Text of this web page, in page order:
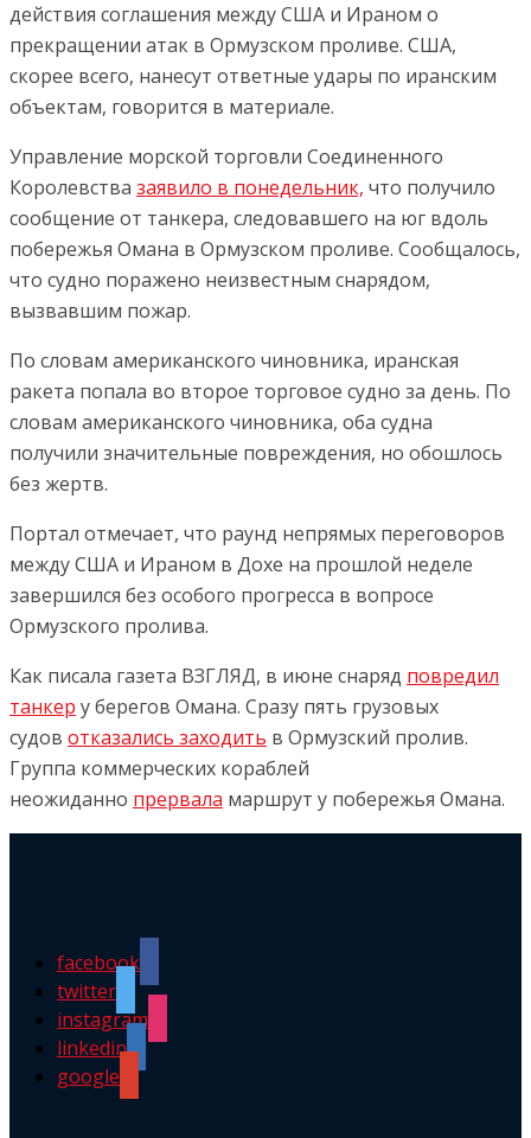
действия соглашения между США и Ираном о
прекращении атак в Ормузском проливе. США,
скорее всего, нанесут ответные удары по иранским
объектам, говорится в материале.
Управление морской торговли Соединенного
Королевства заявило в понедельник, что получило
сообщение от танкера, следовавшего на юг вдоль
побережья Омана в Ормузском проливе. Сообщалось,
что судно поражено неизвестным снарядом,
вызвавшим пожар.
По словам американского чиновника, иранская
ракета попала во второе торговое судно за день. По
словам американского чиновника, оба судна
получили значительные повреждения, но обошлось
без жертв.
Портал отмечает, что раунд непрямых переговоров
между США и Ираном в Дохе на прошлой неделе
завершился без особого прогресса в вопросе
Ормузского пролива.
Как писала газета ВЗГЛЯД, в июне снаряд повредил
танкер у берегов Омана. Сразу пять грузовых
судов отказались заходить в Ормузский пролив.
Группа коммерческих кораблей
неожиданно прервала маршрут у побережья Омана.
facebook
twitter
instagram
linkedin
google